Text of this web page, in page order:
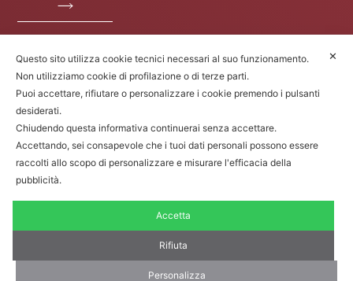
Operazione / progetto co-finanziato dal POS FESR
Toscana 2014-2020
Fratelli Borgioli Srl – Via
Termini e condizioni di vendita
✕
Questo sito utilizza cookie tecnici necessari al suo funzionamento.
Non utilizziamo cookie di profilazione o di terze parti.
Puoi accettare, rifiutare o personalizzare i cookie premendo i pulsanti
desiderati.
Chiudendo questa informativa continuerai senza accettare.
Accettando, sei consapevole che i tuoi dati personali possono essere
raccolti allo scopo di personalizzare e misurare l'efficacia della
pubblicità.
Accetta
Rifiuta
Personalizza